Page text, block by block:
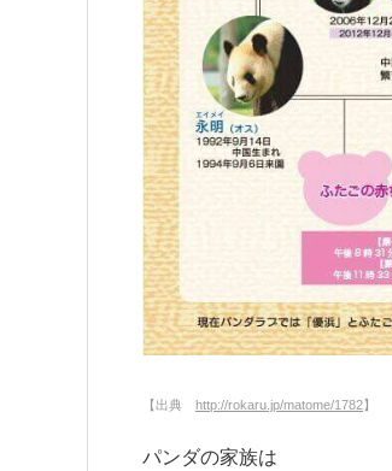
【出典 http://rokaru.jp/matome/1782】
パンダの家族は